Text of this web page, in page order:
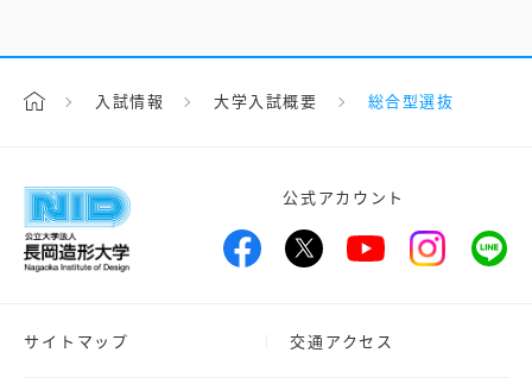
入試情報 大学入試概要 総合型選抜
公式アカウント
サイトマップ 交通アクセス